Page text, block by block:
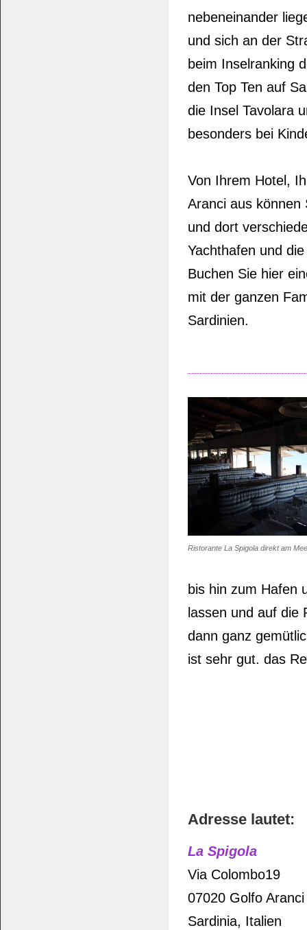
nebeneinander
und sich an der
beim Inselranking
den Top Ten auf
die Insel Tavolara
besonders bei
Von Ihrem Hotel,
Aranci aus können
und dort
Yachthafen und
Buchen Sie hier
mit der ganzen
Sardinien.
Ristorante La Spigola direkt am
bis hin zum Hafen
lassen und auf die
dann ganz
ist sehr gut. das
Adresse lautet:
La Spigola
Via Colombo19
07020 Golfo Aranci
Sardinia, Italien